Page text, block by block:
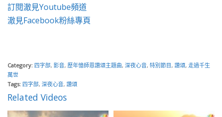
訂閱澈見Youtube頻道
澈見Facebook粉絲專頁
Category: 四字部, 影音, 歷年憶師恩讚頌主題曲, 深夜心音, 特別節目, 讚頌, 走過千生
萬世
Tags: 四字部, 深夜心音, 讚頌
Related Videos